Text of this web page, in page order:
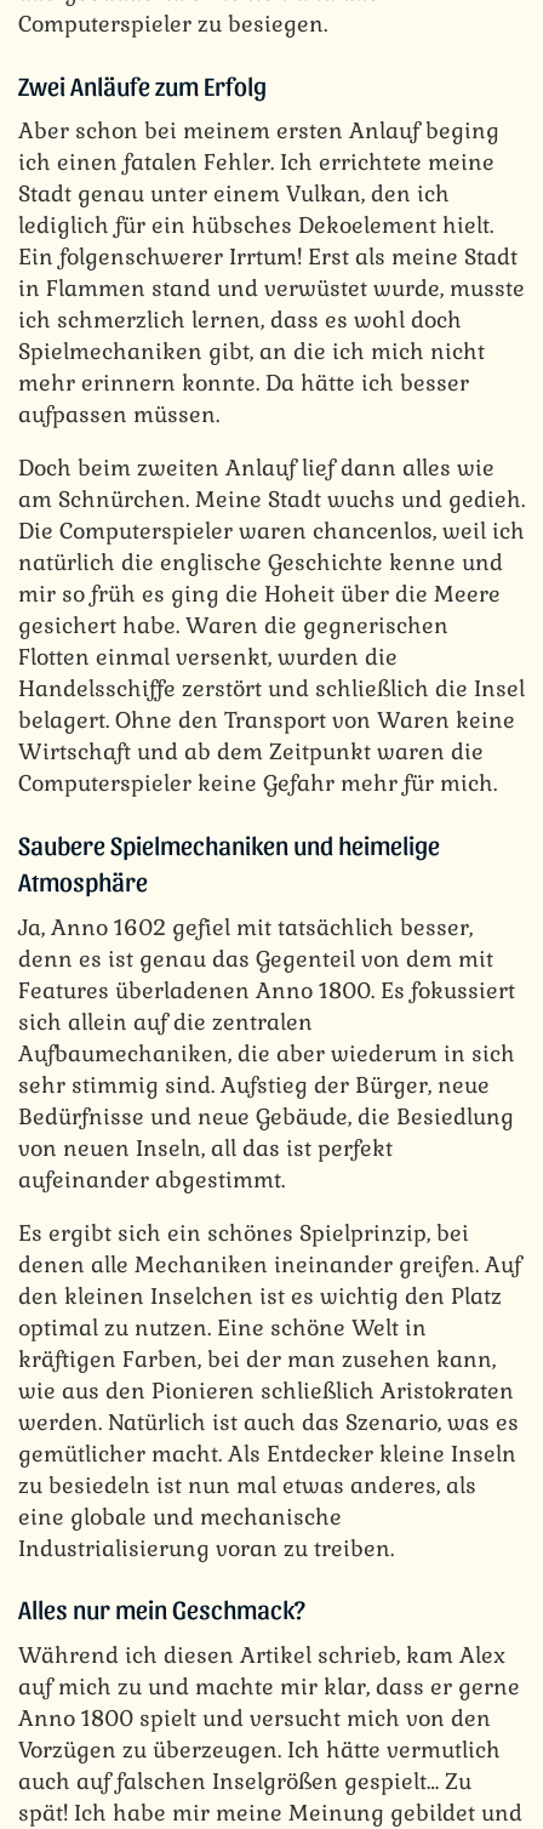
Computerspieler zu besiegen.
Zwei Anläufe zum Erfolg
Aber schon bei meinem ersten Anlauf beging
ich einen fatalen Fehler. Ich errichtete meine
Stadt genau unter einem Vulkan, den ich
lediglich für ein hübsches Dekoelement hielt.
Ein folgenschwerer Irrtum! Erst als meine Stadt
in Flammen stand und verwüstet wurde, musste
ich schmerzlich lernen, dass es wohl doch
Spielmechaniken gibt, an die ich mich nicht
mehr erinnern konnte. Da hätte ich besser
aufpassen müssen.
Doch beim zweiten Anlauf lief dann alles wie
am Schnürchen. Meine Stadt wuchs und gedieh.
Die Computerspieler waren chancenlos, weil ich
natürlich die englische Geschichte kenne und
mir so früh es ging die Hoheit über die Meere
gesichert habe. Waren die gegnerischen
Flotten einmal versenkt, wurden die
Handelsschiffe zerstört und schließlich die Insel
belagert. Ohne den Transport von Waren keine
Wirtschaft und ab dem Zeitpunkt waren die
Computerspieler keine Gefahr mehr für mich.
Saubere Spielmechaniken und heimelige
Atmosphäre
Ja, Anno 1602 gefiel mit tatsächlich besser,
denn es ist genau das Gegenteil von dem mit
Features überladenen Anno 1800. Es fokussiert
sich allein auf die zentralen
Aufbaumechaniken, die aber wiederum in sich
sehr stimmig sind. Aufstieg der Bürger, neue
Bedürfnisse und neue Gebäude, die Besiedlung
von neuen Inseln, all das ist perfekt
aufeinander abgestimmt.
Es ergibt sich ein schönes Spielprinzip, bei
denen alle Mechaniken ineinander greifen. Auf
den kleinen Inselchen ist es wichtig den Platz
optimal zu nutzen. Eine schöne Welt in
kräftigen Farben, bei der man zusehen kann,
wie aus den Pionieren schließlich Aristokraten
werden. Natürlich ist auch das Szenario, was es
gemütlicher macht. Als Entdecker kleine Inseln
zu besiedeln ist nun mal etwas anderes, als
eine globale und mechanische
Industrialisierung voran zu treiben.
Alles nur mein Geschmack?
Während ich diesen Artikel schrieb, kam Alex
auf mich zu und machte mir klar, dass er gerne
Anno 1800 spielt und versucht mich von den
Vorzügen zu überzeugen. Ich hätte vermutlich
auch auf falschen Inselgrößen gespielt… Zu
spät! Ich habe mir meine Meinung gebildet und